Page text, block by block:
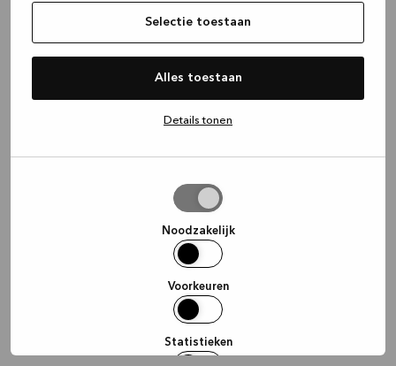
Selectie toestaan
Alles toestaan
Details tonen
Noodzakelijk
Voorkeuren
Statistieken